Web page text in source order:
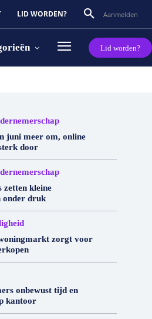
LID WORDEN? Aanmelden
Lid worden?
juni meer om, online
door
zetten kleine
onder druk
zorgt voor
onbewust tijd en
kantoor